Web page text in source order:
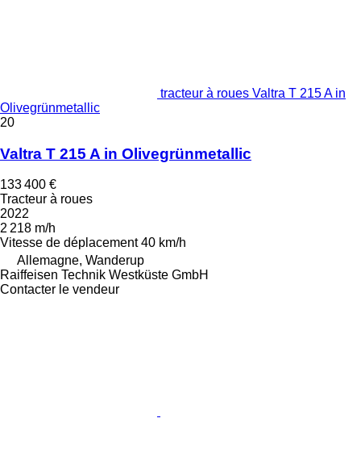
tracteur à roues Valtra T 215 A in
Olivegrünmetallic
20
Valtra T 215 A in Olivegrünmetallic
133 400 €
Tracteur à roues
2022
2 218 m/h
Vitesse de déplacement 40 km/h
Allemagne, Wanderup
Raiffeisen Technik Westküste GmbH
Contacter le vendeur